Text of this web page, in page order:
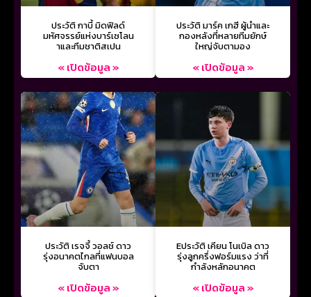
ประวัติ กาบี้ มิดฟิลด์
มหัศจรรย์แห่งบาร์เซโลน
าและทีมชาติสเปน
« เปิดข้อมูล »
ประวัติ มาร์ค เกฮี ผู้นำและ
กองหลังที่หลายทีมยักษ์
ใหญ่จับตามอง
« เปิดข้อมูล »
ประวัติ เรจจี้ วอลช์ ดาว
รุ่งอนาคตไกลที่แฟนบอล
จับตา
« เปิดข้อมูล »
Eประวัติ เคียน โนเบิล ดาว
รุ่งลูกครึ่งฟอร์มแรง ว่าที่
กำลังหลักอนาคต
« เปิดข้อมูล »